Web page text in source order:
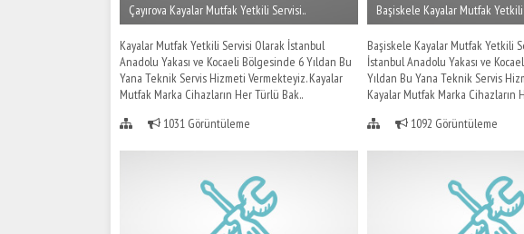
Çayırova Kayalar Mutfak Yetkili Servisi..
Kayalar Mutfak Yetkili Servisi Olarak İstanbul
Anadolu Yakası ve Kocaeli Bölgesinde 6 Yıldan Bu
Yana Teknik Servis Hizmeti Vermekteyiz. Kayalar
Mutfak Marka Cihazların Her Türlü Bak..
1031 Görüntüleme
Başiskele Kayalar Mutfak Yetkili
Başiskele Kayalar Mutfak Yetkili
İstanbul Anadolu Yakası ve
Yıldan Bu Yana Teknik Servis
Kayalar Mutfak Marka Cihazların
1092 Görüntüleme